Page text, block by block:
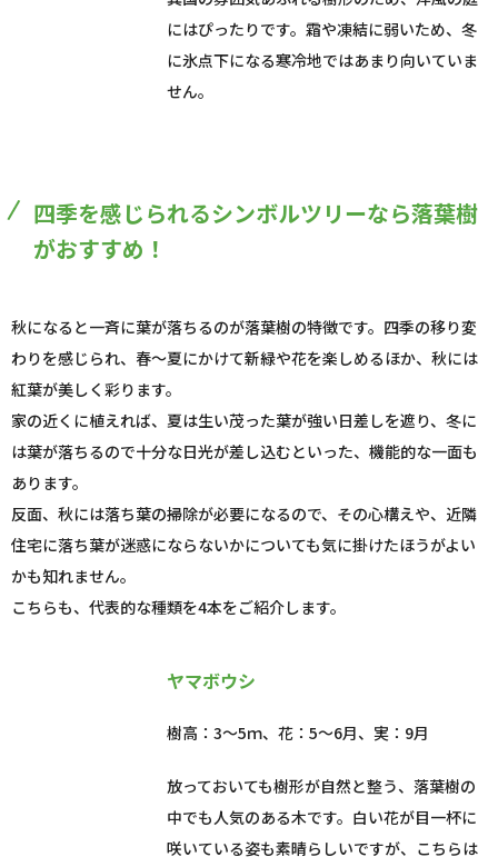
にはぴったりです。霜や凍結に弱いため、冬
に氷点下になる寒冷地ではあまり向いていま
せん。
四季を感じられるシンボルツリーなら落葉樹
がおすすめ！
秋になると一斉に葉が落ちるのが落葉樹の特徴です。四季の移り変
わりを感じられ、春～夏にかけて新緑や花を楽しめるほか、秋には
紅葉が美しく彩ります。
家の近くに植えれば、夏は生い茂った葉が強い日差しを遮り、冬に
は葉が落ちるので十分な日光が差し込むといった、機能的な一面も
あります。
反面、秋には落ち葉の掃除が必要になるので、その心構えや、近隣
住宅に落ち葉が迷惑にならないかについても気に掛けたほうがよい
かも知れません。
こちらも、代表的な種類を4本をご紹介します。
ヤマボウシ
樹高：3～5ｍ、花：5～6月、実：9月
放っておいても樹形が自然と整う、落葉樹の
中でも人気のある木です。白い花が目一杯に
咲いている姿も素晴らしいですが、こちらは